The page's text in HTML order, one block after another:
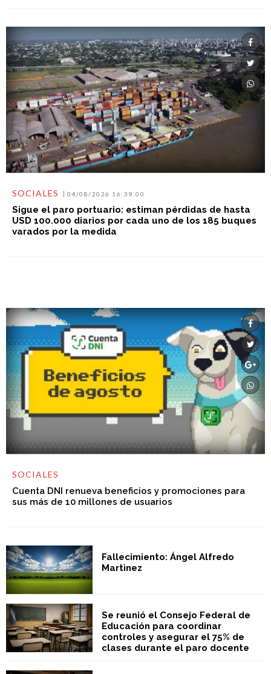
SOCIALES 04/08/2026 16:39:00
Sigue el paro portuario: estiman pérdidas de hasta
USD 100.000 diarios por cada uno de los 185 buques
varados por la medida
SOCIALES
Cuenta DNI renueva beneficios y promociones para
sus más de 10 millones de usuarios
Fallecimiento: Ángel Alfredo
Martìnez
Se reunió el Consejo Federal de
Educación para coordinar
controles y asegurar el 75% de
clases durante el paro docente